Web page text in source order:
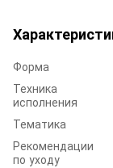
Форма
Техника
исполнения
Тематика
Рекомендации
по уходу